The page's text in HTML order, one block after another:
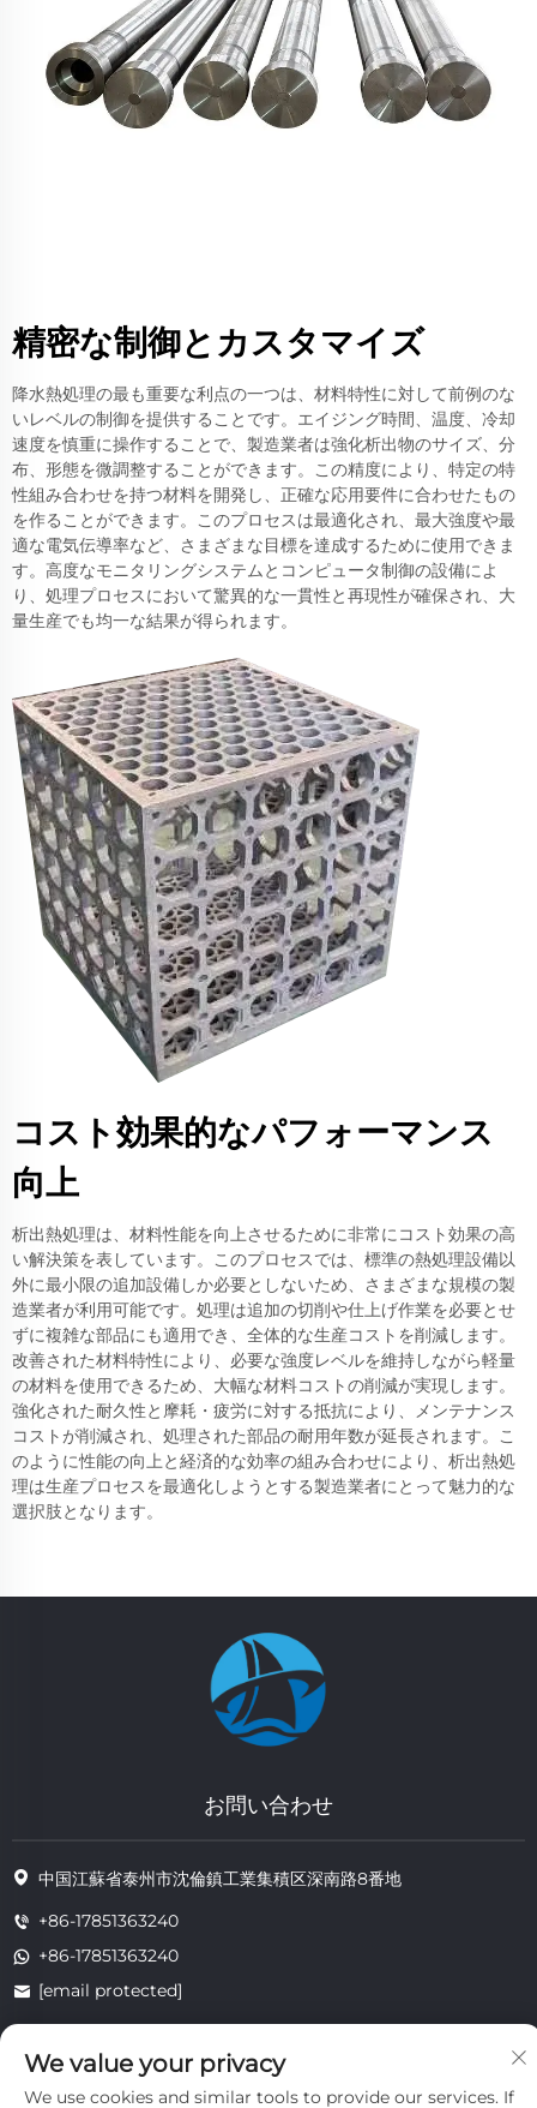
精密な制御とカスタマイズ
降水熱処理の最も重要な利点の一つは、材料特性に対して前例のな
いレベルの制御を提供することです。エイジング時間、温度、冷却
速度を慎重に操作することで、製造業者は強化析出物のサイズ、分
布、形態を微調整することができます。この精度により、特定の特
性組み合わせを持つ材料を開発し、正確な応用要件に合わせたもの
を作ることができます。このプロセスは最適化され、最大強度や最
適な電気伝導率など、さまざまな目標を達成するために使用できま
す。高度なモニタリングシステムとコンピュータ制御の設備によ
り、処理プロセスにおいて驚異的な一貫性と再現性が確保され、大
量生産でも均一な結果が得られます。
コスト効果的なパフォーマンス
向上
析出熱処理は、材料性能を向上させるために非常にコスト効果の高
い解決策を表しています。このプロセスでは、標準の熱処理設備以
外に最小限の追加設備しか必要としないため、さまざまな規模の製
造業者が利用可能です。処理は追加の切削や仕上げ作業を必要とせ
ずに複雑な部品にも適用でき、全体的な生産コストを削減します。
改善された材料特性により、必要な強度レベルを維持しながら軽量
の材料を使用できるため、大幅な材料コストの削減が実現します。
強化された耐久性と摩耗・疲労に対する抵抗により、メンテナンス
コストが削減され、処理された部品の耐用年数が延長されます。こ
のように性能の向上と経済的な効率の組み合わせにより、析出熱処
理は生産プロセスを最適化しようとする製造業者にとって魅力的な
選択肢となります。
お問い合わせ
中国江蘇省泰州市沈倫鎮工業集積区深南路8番地
+86-17851363240
+86-17851363240
[email protected]
著作権 © 2025 江蘇省通州耐熱技術有限公司。すべての権利は留保されま
す。
We value your privacy
We use cookies and similar tools to provide our services. If